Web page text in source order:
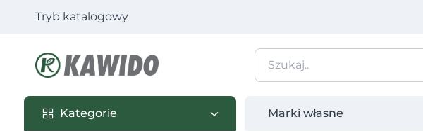
Tryb katalogowy
Kategorie
Kategorie Marki własne